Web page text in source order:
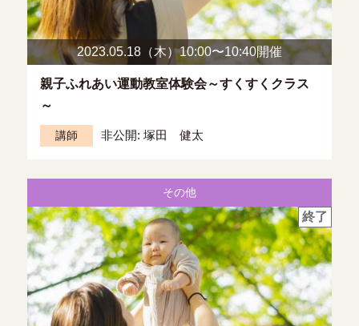
2023.05.18（木）10:00〜10:40開催
親子ふれあい運動教室体験会～すくすくクラス
～
講師 非公開: 塚田 健太
その他
終了